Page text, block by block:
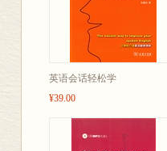
英语会话轻松学
¥39.00